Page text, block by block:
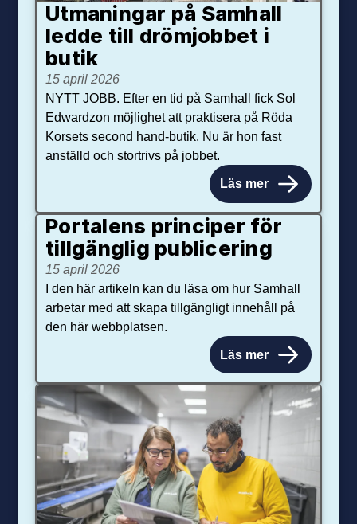
Utmaningar på Sam­hall
ledde till dröm­jobbet i
butik
15 april 2026
NYTT JOBB. Efter en tid på Samhall fick Sol
Edwardzon möjlighet att praktisera på Röda
Korsets second hand-butik. Nu är hon fast
anställd och stortrivs på jobbet.
Läs mer
Portalens principer för
tillgänglig publicering
15 april 2026
I den här artikeln kan du läsa om hur Samhall
arbetar med att skapa tillgängligt innehåll på
den här webbplatsen.
Läs mer